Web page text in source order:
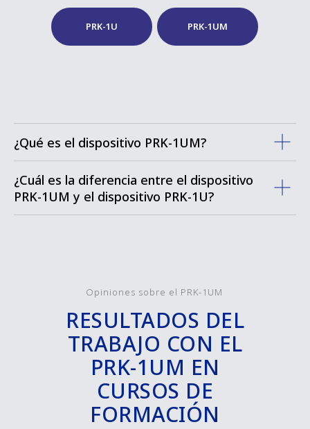
PRK-1U PRK-1UM
¿Qué es el dispositivo PRK-1UM?
¿Cuál es la diferencia entre el dispositivo
PRK-1UM y el dispositivo PRK-1U?
RESULTADOS DEL
TRABAJO CON EL
PRK-1UM EN
CURSOS DE
FORMACIÓN
Opiniones sobre el PRK-1UM